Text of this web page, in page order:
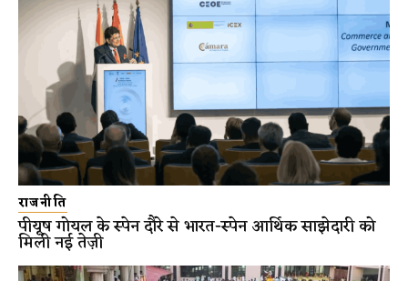
राजनीति
पीयूष गोयल के स्पेन दौरे से भारत-स्पेन आर्थिक साझेदारी को
मिली नई तेज़ी